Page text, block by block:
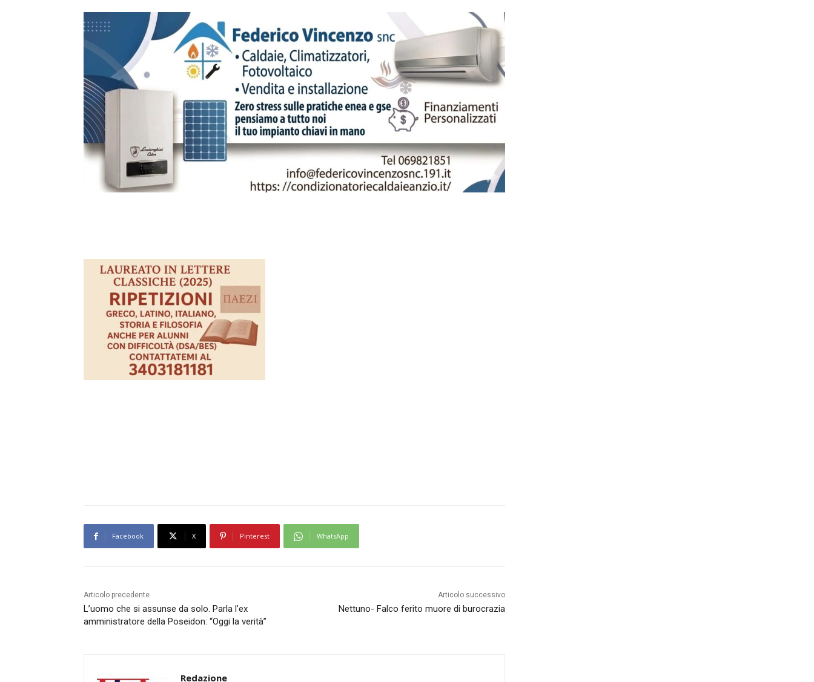
Facebook X Pinterest WhatsApp
Articolo precedente
L’uomo che si assunse da solo. Parla l’ex
amministratore della Poseidon: “Oggi la verità”
Articolo successivo
Nettuno- Falco ferito muore di burocrazia
Redazione